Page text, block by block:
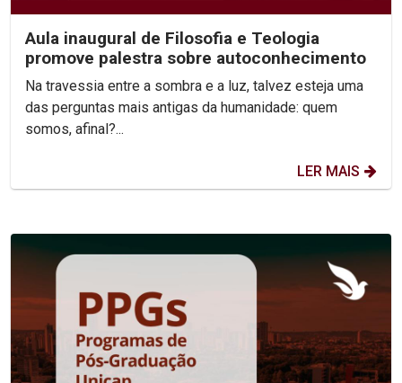
Aula inaugural de Filosofia e Teologia
promove palestra sobre autoconhecimento
Na travessia entre a sombra e a luz, talvez esteja uma
das perguntas mais antigas da humanidade: quem
somos, afinal?...
LER MAIS